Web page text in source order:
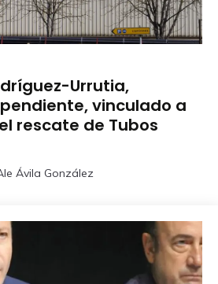
Urrutia,
vinculado a
rescate de Tubos
Ávila González